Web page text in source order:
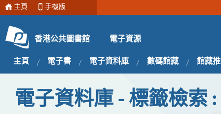
主頁 手機版
香港公共圖書館 電子資源
主頁 電子書 電子資料庫 數碼館藏 館藏
電子資料庫 - 標籤檢索 :